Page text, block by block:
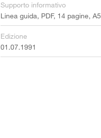
Supporto informativo
Linea guida, PDF, 14 pagine, A5
Edizione
01.07.1991